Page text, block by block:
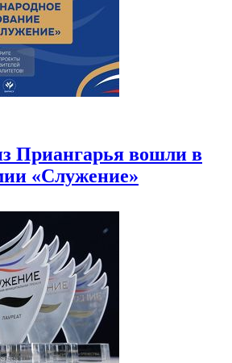
Приангарья вошли в
«Служение»